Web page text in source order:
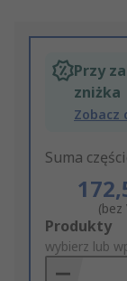
Przy
zniżka
Zobacz
Suma
(bez
Add
to
Basket
Produkty
wybierz lub